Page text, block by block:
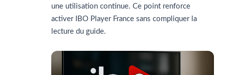
une utilisation continue.Ce point renforce
activer IBO Player France sans compliquer la
lecture du guide.